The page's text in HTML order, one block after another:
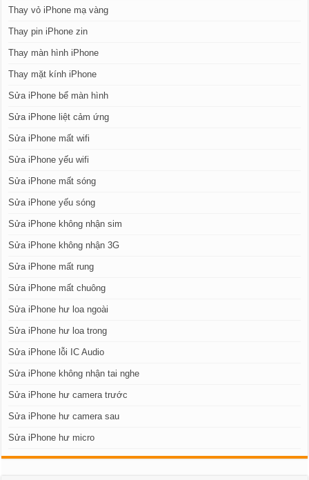
Thay vỏ iPhone mạ vàng
Thay pin iPhone zin
Thay màn hình iPhone
Thay mặt kính iPhone
Sửa iPhone bể màn hình
Sửa iPhone liệt cảm ứng
Sửa iPhone mất wifi
Sửa iPhone yếu wifi
Sửa iPhone mất sóng
Sửa iPhone yếu sóng
Sửa iPhone không nhận sim
Sửa iPhone không nhận 3G
Sửa iPhone mất rung
Sửa iPhone mất chuông
Sửa iPhone hư loa ngoài
Sửa iPhone hư loa trong
Sửa iPhone lỗi IC Audio
Sửa iPhone không nhận tai nghe
Sửa iPhone hư camera trước
Sửa iPhone hư camera sau
Sửa iPhone hư micro